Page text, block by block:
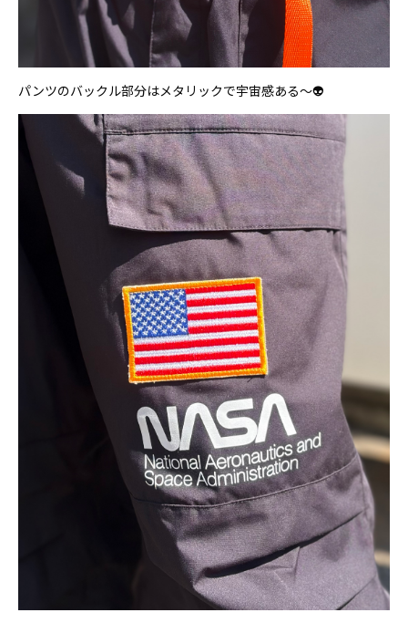
パンツのバックル部分はメタリックで宇宙感ある～👽